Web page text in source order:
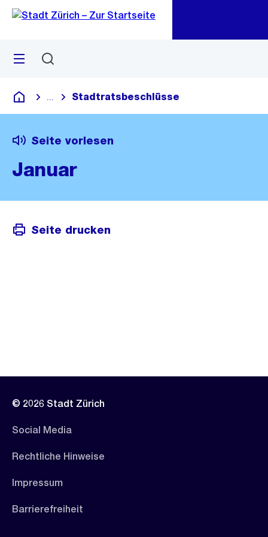
Navigation
Sprunglink
Menü
Deutsch
Blende alle Breadcrumbs ein
Stadtratsbeschlüsse
Seite vorlesen
Januar
Seite drucken
© 2026 Stadt Zürich
Social Media
Rechtliche Hinweise
Impressum
Barrierefreiheit